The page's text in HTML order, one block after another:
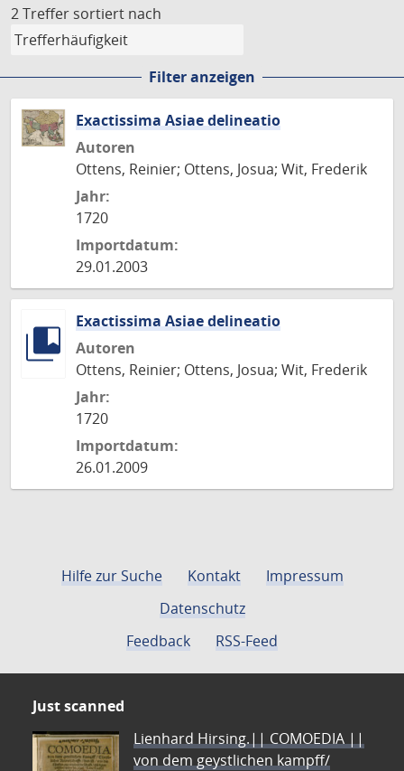
2 Treffer sortiert nach
Filter anzeigen
Exactissima Asiae delineatio
Autoren
Ottens, Reinier; Ottens, Josua; Wit, Frederik
Jahr:
1720
Importdatum:
29.01.2003
Exactissima Asiae delineatio
Autoren
Ottens, Reinier; Ottens, Josua; Wit, Frederik
Jahr:
1720
Importdatum:
26.01.2009
Hilfe zur Suche Kontakt
Impressum
Datenschutz
Feedback
RSS-Feed
Just scanned
Lienhard Hirsing.|| COMOEDIA ||
von dem geystlichen kampff/